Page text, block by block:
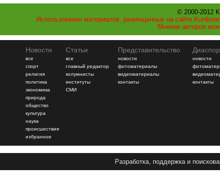
© 2000-2012
Использование материалов, размещенных на сайте
Мнение авторов
Новости
все
спорт
религия
политика
экономика
природа
общество
культура
наука
происшествия
избранное
Статьи
все
главный редактор
колумнисты
институты
СМИ
Представительство
новости
фотоматериалы
видеоматериалы
контакты
новости
контакты
Разработка, поддержка и